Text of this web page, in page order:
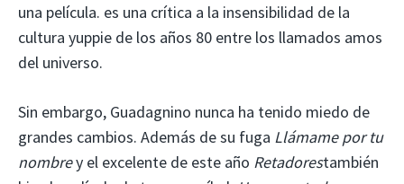
una película. es una crítica a la insensibilidad de la
cultura yuppie de los años 80 entre los llamados amos
del universo.
Sin embargo, Guadagnino nunca ha tenido miedo de
grandes cambios. Además de su fuga Llámame por tu
nombrey el excelente de este año Retadorestambién